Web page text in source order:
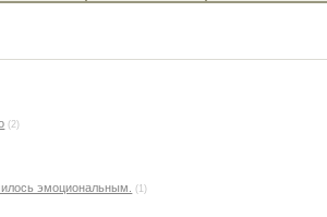
(2)
эмоциональным. (1)